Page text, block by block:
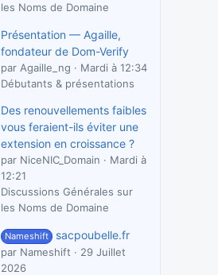
les Noms de Domaine
Présentation — Agaille,
fondateur de Dom-Verify
par Agaille_ng
Mardi à 12:34
Débutants & présentations
Des renouvellements faibles
vous feraient-ils éviter une
extension en croissance ?
par NiceNIC_Domain
Mardi à
12:21
Discussions Générales sur
les Noms de Domaine
Nameshift sacpoubelle.fr
par Nameshift
29 Juillet
2026